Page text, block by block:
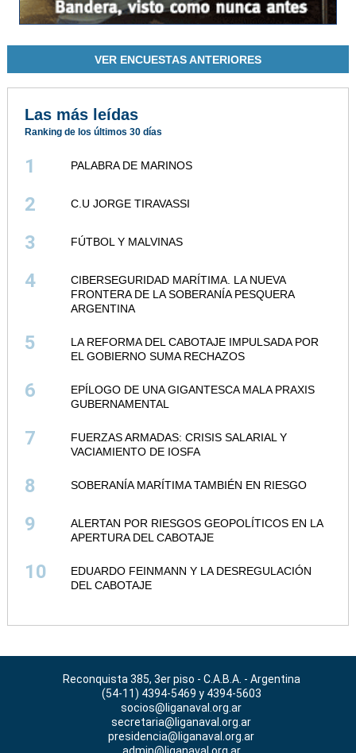
VER ENCUESTAS ANTERIORES
Las más leídas
Ranking de los últimos 30 días
1 PALABRA DE MARINOS
2 C.U JORGE TIRAVASSI
3 FÚTBOL Y MALVINAS
4
CIBERSEGURIDAD MARÍTIMA. LA NUEVA
FRONTERA DE LA SOBERANÍA PESQUERA
ARGENTINA
5
LA REFORMA DEL CABOTAJE IMPULSADA POR
EL GOBIERNO SUMA RECHAZOS
6
EPÍLOGO DE UNA GIGANTESCA MALA PRAXIS
GUBERNAMENTAL
7
FUERZAS ARMADAS: CRISIS SALARIAL Y
VACIAMIENTO DE IOSFA
8 SOBERANÍA MARÍTIMA TAMBIÉN EN RIESGO
9
ALERTAN POR RIESGOS GEOPOLÍTICOS EN LA
APERTURA DEL CABOTAJE
10
EDUARDO FEINMANN Y LA DESREGULACIÓN
DEL CABOTAJE
Reconquista 385, 3er piso - C.A.B.A. - Argentina
(54-11) 4394-5469 y 4394-5603
socios@liganaval.org.ar
secretaria@liganaval.org.ar
presidencia@liganaval.org.ar